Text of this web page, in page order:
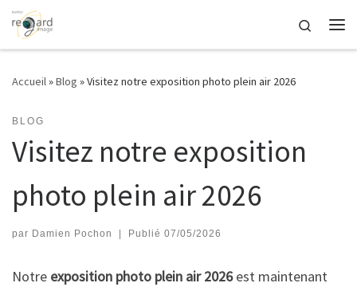
Passer au contenu
Search
Accueil»Blog »Visitez notre exposition photo plein air 2026
BLOG
Visitez notre exposition
photo plein air 2026
par Damien Pochon | Publié 07/05/2026
Notre exposition photo plein air 2026est maintenant